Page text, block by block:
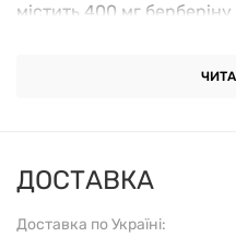
ДОСТАВКА
Доставка по Україні:
містить 400 мг
алкалоїдом, який
підтримки здорового
відзначено за його